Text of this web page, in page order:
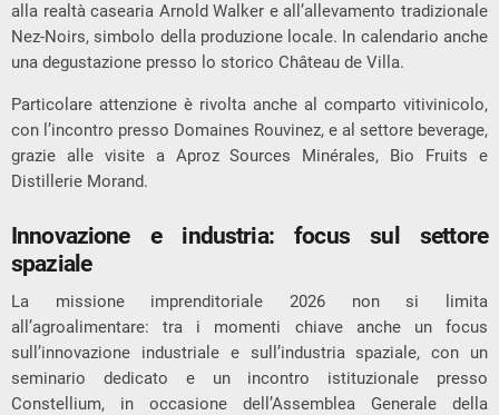
alla realtà casearia Arnold Walker e all’allevamento tradizionale
Nez-Noirs, simbolo della produzione locale. In calendario anche
una degustazione presso lo storico Château de Villa.
Particolare attenzione è rivolta anche al comparto vitivinicolo,
con l’incontro presso Domaines Rouvinez, e al settore beverage,
grazie alle visite a Aproz Sources Minérales, Bio Fruits e
Distillerie Morand.
Innovazione e industria: focus sul settore
spaziale
La missione imprenditoriale 2026 non si limita
all’agroalimentare: tra i momenti chiave anche un focus
sull’innovazione industriale e sull’industria spaziale, con un
seminario dedicato e un incontro istituzionale presso
Constellium, in occasione dell’Assemblea Generale della